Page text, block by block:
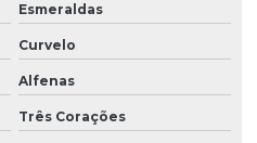
Esmeraldas
Curvelo
Alfenas
Três Corações